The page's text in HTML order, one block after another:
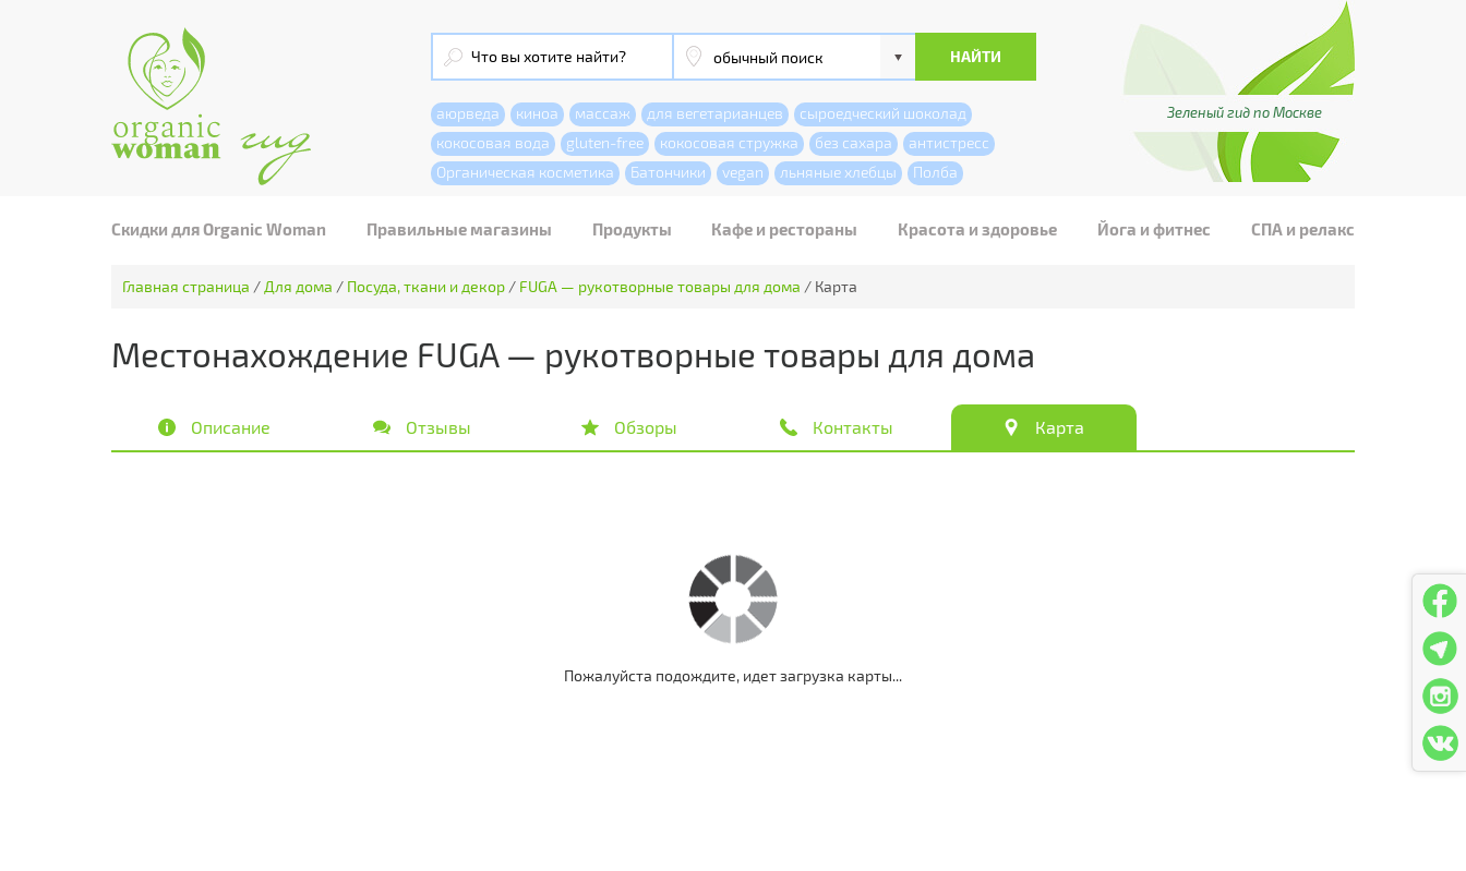
аюрведа киноа массаж для вегетарианцев
сыроедческий шоколад
кокосовая вода
gluten-free кокосовая стружка без сахара
антистресс
Органическая косметика
Батончики vegan льняные хлебцы Полба
Зеленый гид по Москве
Скидки для Organic Woman Правильные магазины Продукты Кафе и рестораны Красота и здоровье Йога и фитнес СПА и релакс
Главная страница / Для дома / Посуда, ткани и декор / FUGA — рукотворные товары для дома / Карта
Местонахождение FUGA — рукотворные товары для дома
Описание Отзывы Обзоры Контакты Карта
Пожалуйста подождите, идет загрузка карты...